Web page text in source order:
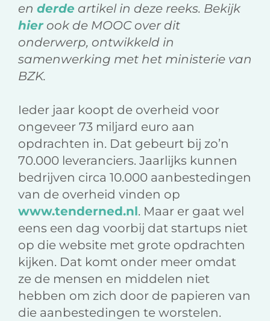
en derde artikel in deze reeks. Bekijk
hier ook de MOOC over dit
onderwerp, ontwikkeld in
samenwerking met het ministerie van
BZK.
Ieder jaar koopt de overheid voor
ongeveer 73 miljard euro aan
opdrachten in. Dat gebeurt bij zo’n
70.000 leveranciers. Jaarlijks kunnen
bedrijven circa 10.000 aanbestedingen
van de overheid vinden op
www.tenderned.nl. Maar er gaat wel
eens een dag voorbij dat startups niet
op die website met grote opdrachten
kijken. Dat komt onder meer omdat
ze de mensen en middelen niet
hebben om zich door de papieren van
die aanbestedingen te worstelen.